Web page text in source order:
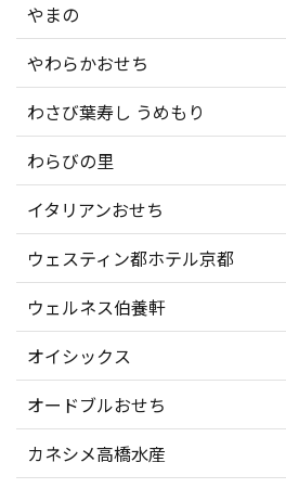
やまの
やわらかおせち
わさび葉寿し うめもり
わらびの里
イタリアンおせち
ウェスティン都ホテル京都
ウェルネス伯養軒
オイシックス
オードブルおせち
カネシメ高橋水産